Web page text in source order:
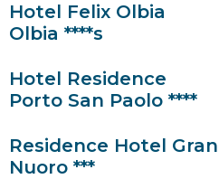
Hotel Felix Olbia
Olbia ****s
Hotel Residence
Porto San Paolo ****
Residence Hotel
Nuoro ***